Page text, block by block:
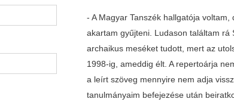
- A Magyar Tanszék hallgatója
akartam gyűjteni. Ludason találtam rá
archaikus meséket tudott, mert az
1998-ig, ameddig élt. A repertoárja
a leírt szöveg mennyire nem adja
tanulmányaim befejezése után